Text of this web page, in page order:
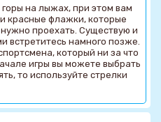
на лыжах, при этом вам
красные флажки, которые
проехать. Существую и
встретитесь намного позже.
который ни за что
игры вы можете выбрать
то используйте стрелки